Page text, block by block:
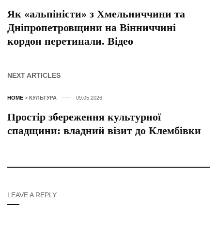
Як «альпіністи» з Хмельниччини та
Дніпропетровщини на Вінниччині
кордон перетинали. Відео
NEXT ARTICLES
HOME > КУЛЬТУРА 09.05.2026
Простір збереження культурної
спадщини: владний візит до Клембівки
LEAVE A REPLY